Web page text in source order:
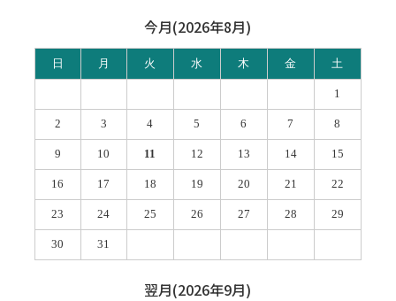
今月(2026年8月)
日 月 火 水 木 金 土
1
2 3 4 5 6 7 8
9 10 11 12 13 14 15
16 17 18 19 20 21 22
23 24 25 26 27 28 29
30 31
翌月(2026年9月)